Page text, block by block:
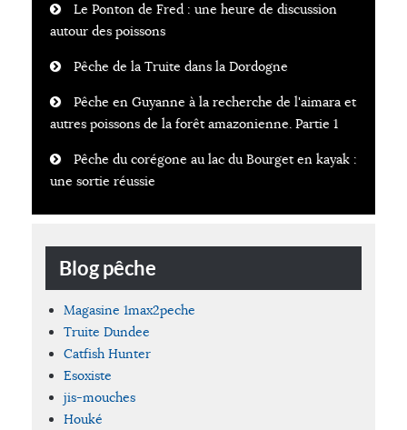
Le Ponton de Fred : une heure de discussion
autour des poissons
Pêche de la Truite dans la Dordogne
Pêche en Guyanne à la recherche de l'aimara et
autres poissons de la forêt amazonienne. Partie 1
Pêche du corégone au lac du Bourget en kayak :
une sortie réussie
Blog pêche
Magasine 1max2peche
Truite Dundee
Catfish Hunter
Esoxiste
jis-mouches
Houké